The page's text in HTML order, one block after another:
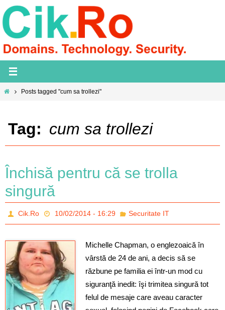
Skip
to
content
HomePosts tagged "cum sa trollezi"
Tag: cum sa trollezi
Închisă pentru că se trolla
singură
Cik.Ro 10/02/2014 - 16:29 Securitate IT
Michelle Chapman, o englezoaică în
vârstă de 24 de ani, a decis să se
răzbune pe familia ei într-un mod cu
siguranţă inedit: îşi trimitea singură tot
felul de mesaje care aveau caracter